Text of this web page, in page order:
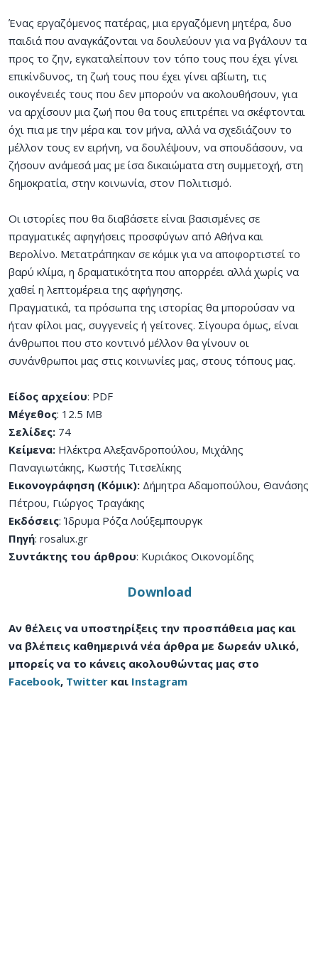
Ένας εργαζόμενος πατέρας, μια εργαζόμενη μητέρα, δυο
παιδιά που αναγκάζονται να δουλεύουν για να βγάλουν τα
προς το ζην, εγκαταλείπουν τον τόπο τους που έχει γίνει
επικίνδυνος, τη ζωή τους που έχει γίνει αβίωτη, τις
οικογένειές τους που δεν μπορούν να ακολουθήσουν, για
να αρχίσουν μια ζωή που θα τους επιτρέπει να σκέφτονται
όχι πια με την μέρα και τον μήνα, αλλά να σχεδιάζουν το
μέλλον τους εν ειρήνη, να δουλέψουν, να σπουδάσουν, να
ζήσουν ανάμεσά μας με ίσα δικαιώματα στη συμμετοχή, στη
δημοκρατία, στην κοινωνία, στον Πολιτισμό.
Οι ιστορίες που θα διαβάσετε είναι βασισμένες σε
πραγματικές αφηγήσεις προσφύγων από Αθήνα και
Βερολίνο. Μετατράπηκαν σε κόμικ για να αποφορτιστεί το
βαρύ κλίμα, η δραματικότητα που απορρέει αλλά χωρίς να
χαθεί η λεπτομέρεια της αφήγησης.
Πραγματικά, τα πρόσωπα της ιστορίας θα μπορούσαν να
ήταν φίλοι μας, συγγενείς ή γείτονες. Σίγουρα όμως, είναι
άνθρωποι που στο κοντινό μέλλον θα γίνουν οι
συνάνθρωποι μας στις κοινωνίες μας, στους τόπους μας.
Είδος αρχείου: PDF
Μέγεθος: 12.5 MB
Σελίδες: 74
Κείμενα: Ηλέκτρα Αλεξανδροπούλου, Μιχάλης
Παναγιωτάκης, Κωστής Τιτσελίκης
Εικονογράφηση (Κόμικ): Δήμητρα Αδαμοπούλου, Θανάσης
Πέτρου, Γιώργος Τραγάκης
Εκδόσεις: Ίδρυμα Ρόζα Λούξεμπουργκ
Πηγή: rosalux.gr
Συντάκτης του άρθρου: Κυριάκος Οικονομίδης
Download
Αν θέλεις να υποστηρίξεις την προσπάθεια μας και
να βλέπεις καθημερινά νέα άρθρα με δωρεάν υλικό,
μπορείς να το κάνεις ακολουθώντας μας στο
Facebook, Twitter και Instagram